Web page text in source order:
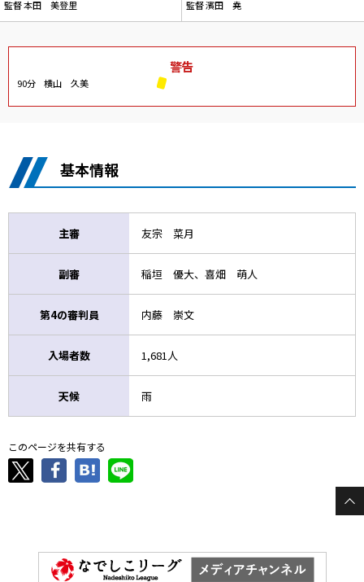
監督本田 美登里 監督濱田 堯
警告
90分 横山 久美
基本情報
主審 友宗 菜月
副審 稲垣 優大、喜畑 萌人
第4の審判員 内藤 崇文
入場者数 1,681人
天候 雨
このページを共有する